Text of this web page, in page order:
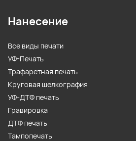
Нанесение
Все виды печати
УФ-Печать
Трафаретная печать
Круговая шелкография
УФ-ДТФ печать
Гравировка
ДТФ печать
Тампопечать